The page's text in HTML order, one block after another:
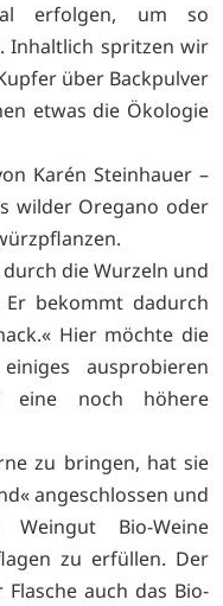
erfolgen, um so
Inhaltlich spritzen wir
über Backpulver
etwas die Ökologie
Karén Steinhauer –
wilder Oregano oder
die Wurzeln und
bekommt dadurch
Hier möchte die
ausprobieren
noch höhere
zu bringen, hat sie
angeschlossen und
Bio-Weine
zu erfüllen. Der
auch das Bio-